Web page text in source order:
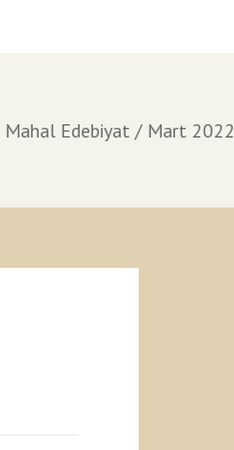
Mahal Edebiyat / Mart 2022